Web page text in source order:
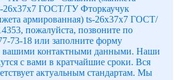
26x37x7 ГОСТ/ТУ Фторкаучук
армированная) ts-26x37x7 ГОСТ/
пожалуйста, позвоните по
73-18 или заполните форму
вашими контактными данными. Наши
с вами в кратчайшие сроки. Вся
актуальным стандартам. Мы